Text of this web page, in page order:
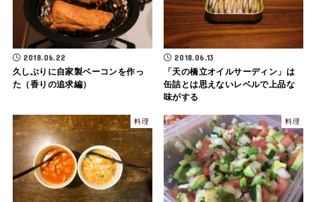
2018.06.22
久しぶりに自家製ベーコンを作っ
た（香りの追求編）
2018.06.13
「天の橋立オイルサーディン」は
缶詰とは思えないレベルで上品な
味がする
料理 料理